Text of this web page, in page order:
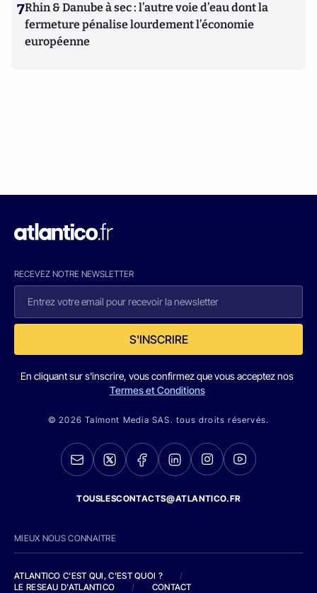
7Rhin & Danube à sec : l’autre voie d’eau dont la
fermeture pénalise lourdement l’économie
européenne
RECEVEZ NOTRE NEWSLETTER
S'INSCRIRE
En cliquant sur s'inscrire, vous confirmez que vous acceptez nos
Termes et Conditions
© 2026 Talmont Media SAS. tous droits réservés.
TOUSLESCONTACTS@ATLANTICO.FR
MIEUX NOUS CONNAITRE
ATLANTICO C'EST QUI, C'EST QUOI ?
/
LE RESEAU D'ATLANTICO
/ CONTACT